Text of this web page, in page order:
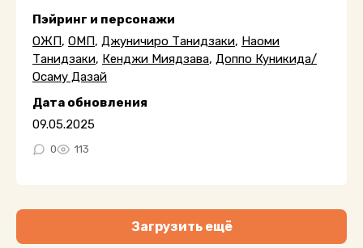
Пэйринг и персонажи
ОЖП, ОМП, Джуничиро Танидзаки, Наоми
Танидзаки, Кенджи Миядзава, Доппо Куникида/
Осаму Дазай
Дата обновления
09.05.2025
0 113
Загрузить ещё